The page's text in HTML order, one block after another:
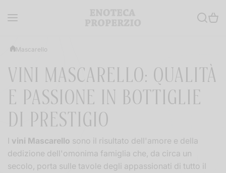
Mascarello
VINI MASCARELLO: QUALITÀ
E PASSIONE IN BOTTIGLIE
DI PRESTIGIO
I vini Mascarello sono il risultato dell'amore e della
dedizione dell'omonima famiglia che, da circa un
secolo, porta sulle tavole degli appassionati di tutto il